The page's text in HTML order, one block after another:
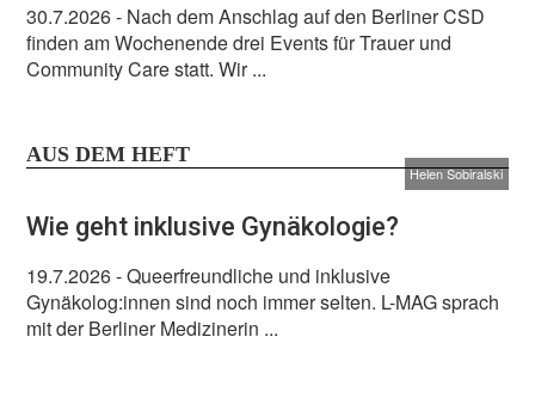
30.7.2026- Nach dem Anschlag auf den Berliner CSD
finden am Wochenende drei Events für Trauer und
Community Care statt. Wir ...
AUS DEM HEFT
Helen Sobiralski
Wie geht inklusive Gynäkologie?
19.7.2026- Queerfreundliche und inklusive
Gynäkolog:innen sind noch immer selten. L-MAG sprach
mit der Berliner Medizinerin ...